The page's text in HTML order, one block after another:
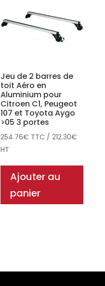
Jeu de 2 barres de
toit Aéro en
Aluminium pour
Citroen C1, Peugeot
107 et Toyota Aygo
>05 3 portes
254.76€ TTC /212.30€
HT
Ajouter au
panier